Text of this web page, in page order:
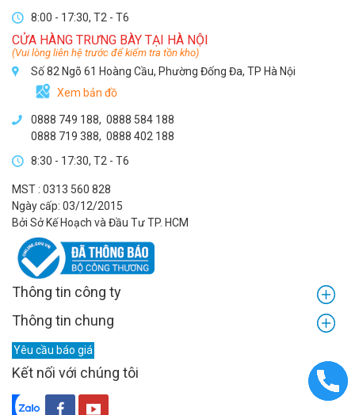
8:00 - 17:30, T2 - T6
CỬA HÀNG TRƯNG BÀY TẠI HÀ NỘI
(Vui lòng liên hệ trước để kiểm tra tồn kho)
Số 82 Ngõ 61 Hoàng Cầu, Phường Đống Đa, TP Hà Nội
Xem bản đồ
0888 749 188, 0888 584 188
0888 719 388, 0888 402 188
8:30 - 17:30, T2 - T6
MST : 0313 560 828
Ngày cấp: 03/12/2015
Bởi Sở Kế Hoạch và Đầu Tư TP. HCM
Thông tin công ty
Thông tin chung
Yêu cầu báo giá
Kết nối với chúng tôi